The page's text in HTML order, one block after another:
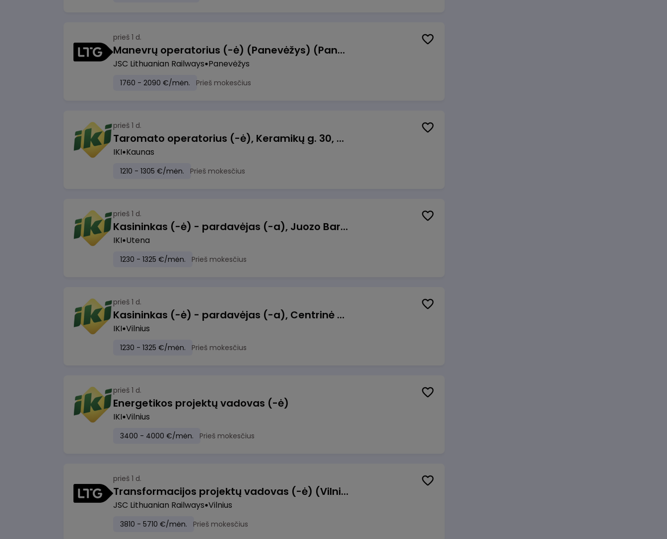
prieš 1 d.
Manevrų operatorius (-ė) (Panevėžys) (Panevėžys, LT)
JSC Lithuanian Railways Panevėžys
1760 - 2090 €/mėn. Prieš mokesčius
prieš 1 d.
Taromato operatorius (-ė), Keramikų g. 30, Neveronys
IKI Kaunas
1210 - 1305 €/mėn. Prieš mokesčius
prieš 1 d.
Kasininkas (-ė) - pardavėjas (-a), Juozo Bartašiaus g. 1, Utena
IKI Utena
1230 - 1325 €/mėn. Prieš mokesčius
prieš 1 d.
Kasininkas (-ė) - pardavėjas (-a), Centrinė g. 62, Galgiai
IKI Vilnius
1230 - 1325 €/mėn. Prieš mokesčius
prieš 1 d.
Energetikos projektų vadovas (-ė)
IKI Vilnius
3400 - 4000 €/mėn. Prieš mokesčius
prieš 1 d.
Transformacijos projektų vadovas (-ė) (Vilnius, LT)
JSC Lithuanian Railways Vilnius
3810 - 5710 €/mėn. Prieš mokesčius